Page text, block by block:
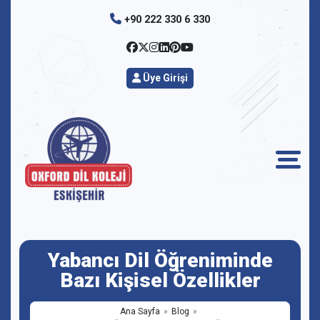
+90 222 330 6 330
Üye Girişi
Yabancı Dil Öğreniminde
Bazı Kişisel Özellikler
Ana Sayfa
Blog